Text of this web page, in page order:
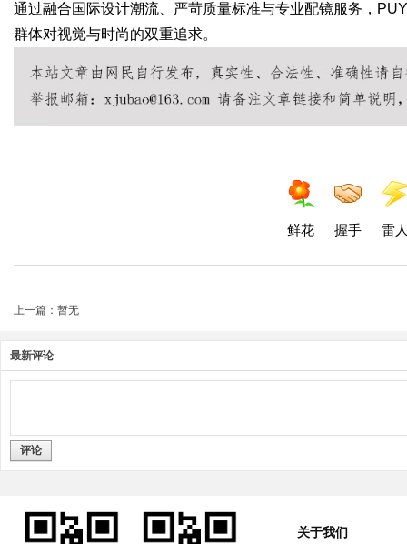
通过融合国际设计潮流、严苛质量标准与专业配镜服务，
群体对视觉与时尚的双重追求。
鲜花 握手 雷
上一篇：暂无
最新评论
评论
关于我们